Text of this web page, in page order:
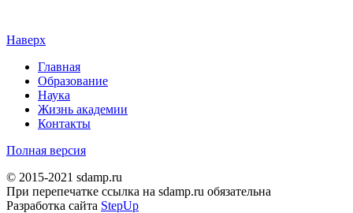
Наверх
Главная
Образование
Наука
Жизнь академии
Контакты
Полная версия
© 2015-2021 sdamp.ru
При перепечатке ссылка на sdamp.ru обязательна
Разработка сайта StepUp